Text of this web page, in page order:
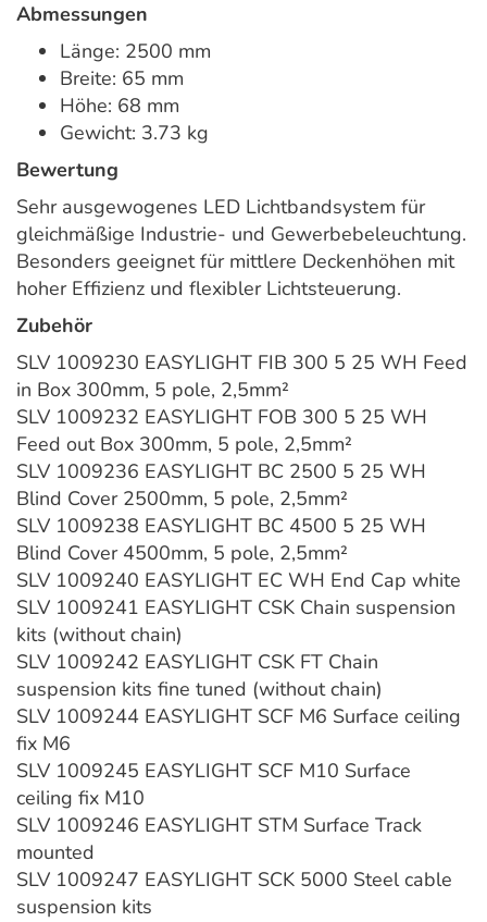
Abmessungen
Länge: 2500 mm
Breite: 65 mm
Höhe: 68 mm
Gewicht: 3.73 kg
Bewertung
Sehr ausgewogenes LED Lichtbandsystem für
gleichmäßige Industrie- und Gewerbebeleuchtung.
Besonders geeignet für mittlere Deckenhöhen mit
hoher Effizienz und flexibler Lichtsteuerung.
Zubehör
SLV 1009230 EASYLIGHT FIB 300 5 25 WH Feed
in Box 300mm, 5 pole, 2,5mm²
SLV 1009232 EASYLIGHT FOB 300 5 25 WH
Feed out Box 300mm, 5 pole, 2,5mm²
SLV 1009236 EASYLIGHT BC 2500 5 25 WH
Blind Cover 2500mm, 5 pole, 2,5mm²
SLV 1009238 EASYLIGHT BC 4500 5 25 WH
Blind Cover 4500mm, 5 pole, 2,5mm²
SLV 1009240 EASYLIGHT EC WH End Cap white
SLV 1009241 EASYLIGHT CSK Chain suspension
kits (without chain)
SLV 1009242 EASYLIGHT CSK FT Chain
suspension kits fine tuned (without chain)
SLV 1009244 EASYLIGHT SCF M6 Surface ceiling
fix M6
SLV 1009245 EASYLIGHT SCF M10 Surface
ceiling fix M10
SLV 1009246 EASYLIGHT STM Surface Track
mounted
SLV 1009247 EASYLIGHT SCK 5000 Steel cable
suspension kits